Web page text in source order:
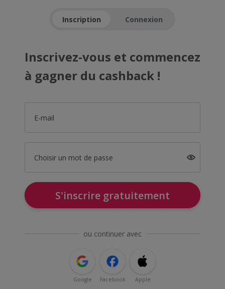
Inscription Connexion
Inscrivez-vous et commencez
à gagner du cashback !
E-mail
Choisir un mot de passe
S'inscrire gratuitement
ou continuer avec
Google Facebook Apple